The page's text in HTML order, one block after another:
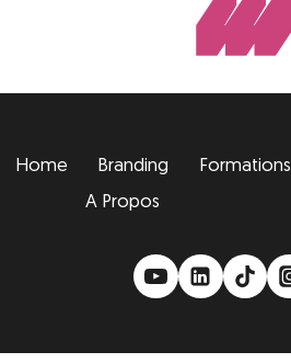
Home Branding Formations
A Propos